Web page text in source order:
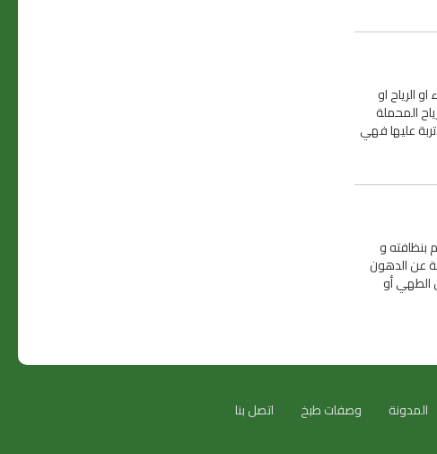
الرياح او
المحملة
عليها فهي
بنظافته و
عن الدهون
الطهي أو
المدونة وصفات طبخ اتصل بنا